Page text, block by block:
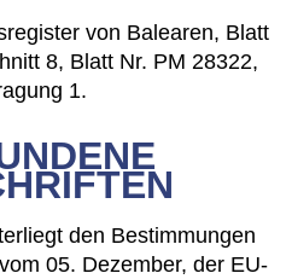
von Balearen, Blatt
8, Blatt Nr. PM 28322,
1.
den Bestimmungen
05. Dezember, der EU-